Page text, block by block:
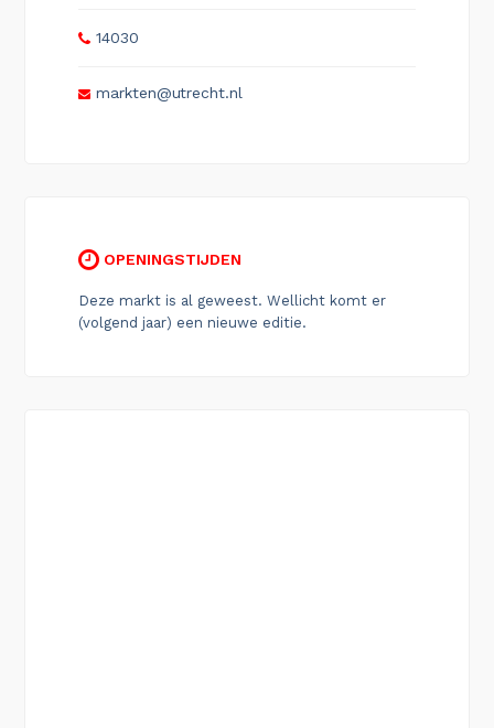
14030
markten@utrecht.nl
OPENINGSTIJDEN
Deze markt is al geweest. Wellicht komt er
(volgend jaar) een nieuwe editie.